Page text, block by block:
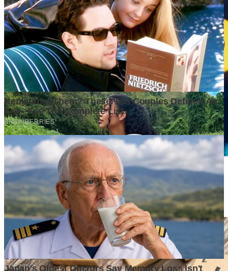
Kota-Kota yang Diprediksi Akan Berkembang dalam 10 Tahun
ke Depan, Siapa yang Paling Siap Menjadi Mesin Ekonomi
Baru?
6 days ago